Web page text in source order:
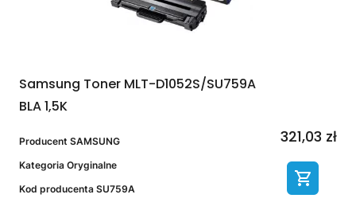
Samsung Toner MLT-D1052S/SU759A
BLA 1,5K
Producent SAMSUNG
Kategoria Oryginalne
Kod producenta SU759A
321,03 zł